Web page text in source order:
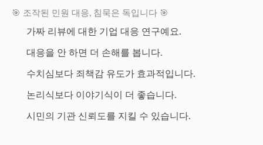
🎯 조작된 민원 대응, 침묵은 독입니다 🎯
가짜 리뷰에 대한 기업 대응 연구예요.
대응을 안 하면 더 손해를 봅니다.
수치심보다 죄책감 유도가 효과적입니다.
논리식보다 이야기식이 더 좋습니다.
시민의 기관 신뢰도를 지킬 수 있습니다.